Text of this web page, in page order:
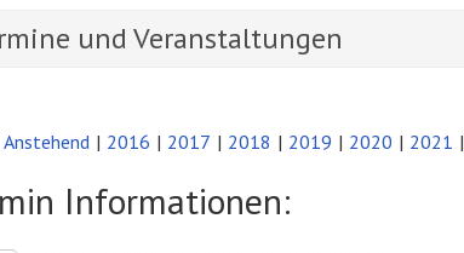
und Veranstaltungen
Anstehend 2016 2017 2018 2019 2020 2021
Informationen: